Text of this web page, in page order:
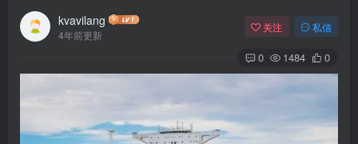
kvavilang
4年前更新
关注 私信
0 1484 0